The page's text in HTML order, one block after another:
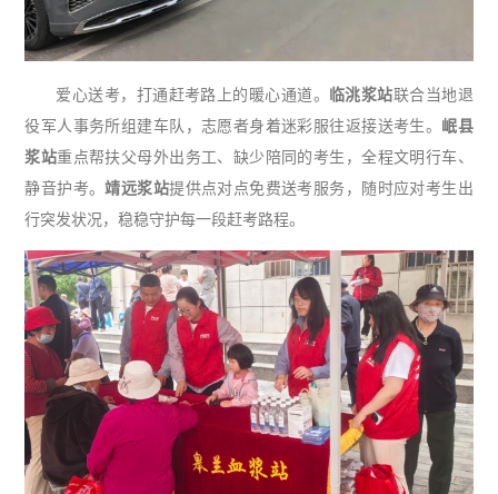
爱心送考，打通赶考路上的暖心通道。 临洮浆站联合当地退
役军人事务所组建车队，志愿者身着迷彩服往返接送考生。 岷县
浆站重点帮扶父母外出务工、缺少陪同的考生，全程文明行车、
静音护考。靖远浆站提供点对点免费送考服务，随时应对考生出
行突发状况，稳稳守护每一段赶考路程。